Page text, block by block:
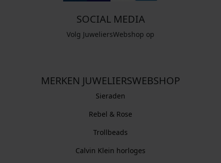
SOCIAL MEDIA
Volg JuweliersWebshop op
MERKEN JUWELIERSWEBSHOP
Sieraden
Rebel & Rose
Trollbeads
Calvin Klein horloges